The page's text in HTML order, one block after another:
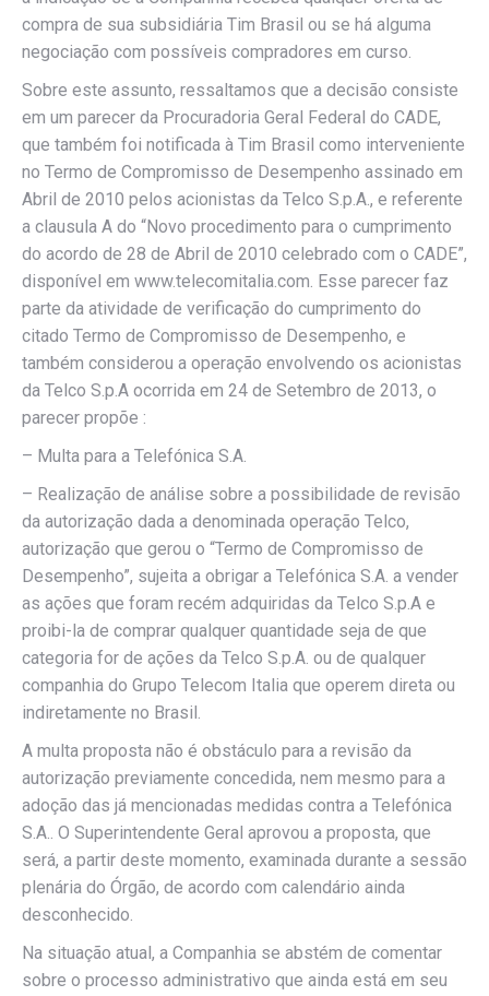
compra de sua subsidiária Tim Brasil ou se há alguma
negociação com possíveis compradores em curso.
Sobre este assunto, ressaltamos que a decisão consiste
em um parecer da Procuradoria Geral Federal do CADE,
que também foi notificada à Tim Brasil como interveniente
no Termo de Compromisso de Desempenho assinado em
Abril de 2010 pelos acionistas da Telco S.p.A., e referente
a clausula A do “Novo procedimento para o cumprimento
do acordo de 28 de Abril de 2010 celebrado com o CADE”,
disponível em www.telecomitalia.com. Esse parecer faz
parte da atividade de verificação do cumprimento do
citado Termo de Compromisso de Desempenho, e
também considerou a operação envolvendo os acionistas
da Telco S.p.A ocorrida em 24 de Setembro de 2013, o
parecer propõe :
– Multa para a Telefónica S.A.
– Realização de análise sobre a possibilidade de revisão
da autorização dada a denominada operação Telco,
autorização que gerou o “Termo de Compromisso de
Desempenho”, sujeita a obrigar a Telefónica S.A. a vender
as ações que foram recém adquiridas da Telco S.p.A e
proibi-la de comprar qualquer quantidade seja de que
categoria for de ações da Telco S.p.A. ou de qualquer
companhia do Grupo Telecom Italia que operem direta ou
indiretamente no Brasil.
A multa proposta não é obstáculo para a revisão da
autorização previamente concedida, nem mesmo para a
adoção das já mencionadas medidas contra a Telefónica
S.A.. O Superintendente Geral aprovou a proposta, que
será, a partir deste momento, examinada durante a sessão
plenária do Órgão, de acordo com calendário ainda
desconhecido.
Na situação atual, a Companhia se abstém de comentar
sobre o processo administrativo que ainda está em seu